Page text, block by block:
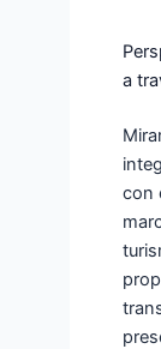
a
con